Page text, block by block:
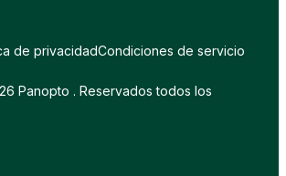
de privacidadCondiciones de servicio
Panopto . Reservados todos los